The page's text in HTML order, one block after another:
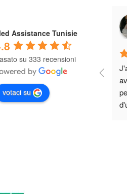
Assistance Tunisie
su 333 recensioni
votaci su
3 years ago
très satisfait de
Assistance. Leur équipe est
et